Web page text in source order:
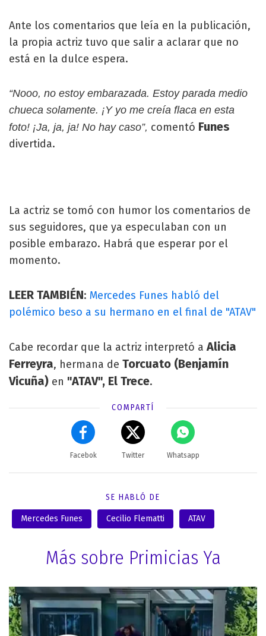
Ante los comentarios que leía en la publicación,
la propia actriz tuvo que salir a aclarar que no
está en la dulce espera.
“Nooo, no estoy embarazada. Estoy parada medio
chueca solamente. ¡Y yo me creía flaca en esta
foto! ¡Ja, ja, ja! No hay caso”, comentó Funes
divertida.
La actriz se tomó con humor los comentarios de
sus seguidores, que ya especulaban con un
posible embarazo. Habrá que esperar por el
momento.
LEER TAMBIÉN: Mercedes Funes habló del
polémico beso a su hermano en el final de "ATAV"
Cabe recordar que la actriz interpretó aAlicia
Ferreyra, hermana de Torcuato (Benjamín
Vicuña) en "ATAV", El Trece.
COMPARTÍ
Facebok Twitter Whatsapp
SE HABLÓ DE
Mercedes Funes Cecilio Flematti ATAV
Más sobre Primicias Ya